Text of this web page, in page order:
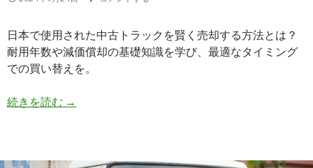
関
係
を
底
日本で使用された中古トラックを賢く売却する方法とは？
耐用年数や減価償却の基礎知識を学び、最適なタイミング
での買い替えを。
続きを読む
ト
→